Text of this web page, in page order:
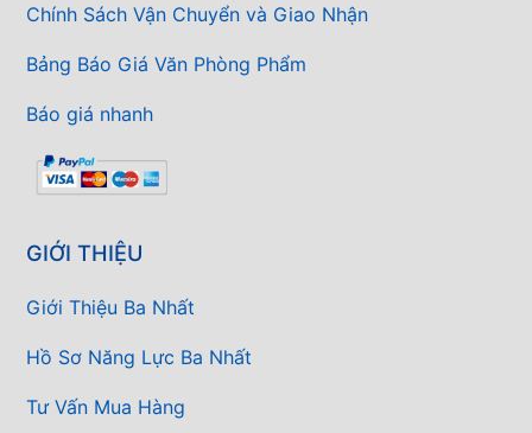
Chính Sách Vận Chuyển và Giao Nhận
Bảng Báo Giá Văn Phòng Phẩm
Báo giá nhanh
GIỚI THIỆU
Giới Thiệu Ba Nhất
Hồ Sơ Năng Lực Ba Nhất
Tư Vấn Mua Hàng